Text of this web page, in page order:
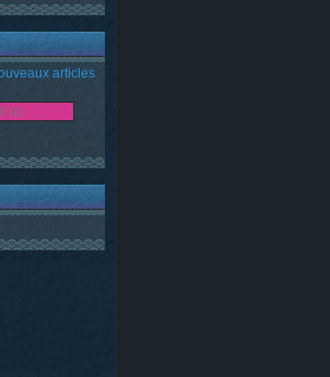
articles